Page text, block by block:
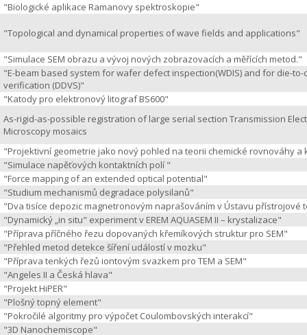
"Biologické aplikace Ramanovy spektroskopie"
"Topological and dynamical properties of wave fields and applications"
"Simulace SEM obrazu a vývoj nových zobrazovacích a měřících metod."
"E-beam based system for wafer defect inspection(WDIS) and for die-
verification (DDVS)"
"Katody pro elektronový litograf BS600"
As-rigid-as-possible registration of large serial section Transmission
Microscopy mosaics
"Projektivní geometrie jako nový pohled na teorii chemické rovnováhy a
"Simulace napěťových kontaktních polí "
"Force mapping of an extended optical potential"
"Studium mechanismů degradace polysilanů"
"Dva tisíce depozic magnetronovým naprašováním v Ústavu přístrojové
"Dynamický „in situ" experiment v EREM AQUASEM II – krystalizace"
"Příprava příčného řezu dopovaných křemíkových struktur pro SEM"
"Přehled metod detekce šíření událostí v mozku"
"Příprava tenkých řezů iontovým svazkem pro TEM a SEM"
"Angeles II a Česká hlava"
"Projekt HiPER"
"Plošný topný element"
"Pokročilé algoritmy pro výpočet Coulombovských interakcí"
"3D Nanochemiscope"